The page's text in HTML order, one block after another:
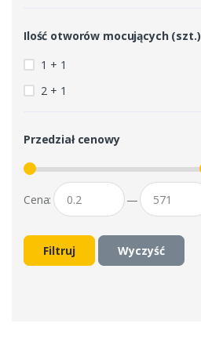
Ilość otworów mocujących (szt.)
1 + 1
2 + 1
Przedział cenowy
Cena: —
Filtruj Wyczyść